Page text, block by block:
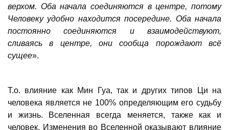
верхом. Оба начала соединяются в центре, потому
Человеку удобно находится посередине. Оба начала
постоянно соединяются и взаимодействуют,
сливаясь в центре, они сообща порождают всё
сущее».
Т.о. влияние как Мин Гуа, так и других типов Ци на
человека является не 100% определяющим его судьбу
и жизнь. Вселенная всегда меняется, также как и
человек. Изменения во Вселенной оказывают влияние